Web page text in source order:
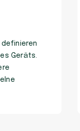
definieren
Geräts.